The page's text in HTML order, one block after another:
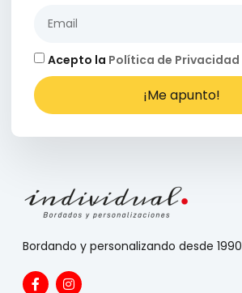
Acepto la Política de Privacidad
¡Me apunto!
Bordando y personalizando desde 1990